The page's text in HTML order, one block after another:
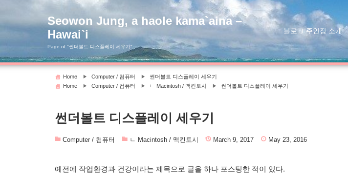
Seowon Jung, a haole kama`aina –
Hawai`i
Page of "썬더볼트 디스플레이 세우기".
블로그 주인장 소개
Home Computer / 컴퓨터
썬더볼트 디스플레이 세우기
Home
Computer / 컴퓨터 ㄴ Macintosh / 맥킨토시 썬더볼트 디스플레이 세우기
썬더볼트 디스플레이 세우기
Computer / 컴퓨터 ㄴ Macintosh / 맥킨토시 March 9, 2017 May 23, 2016
예전에 작업환경과 건강이라는 제목으로 글을 하나 포스팅한 적이 있다.